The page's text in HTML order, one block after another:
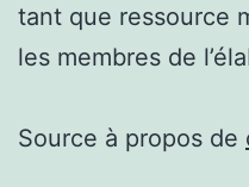
tant que ressource
les membres de
Source à propos de